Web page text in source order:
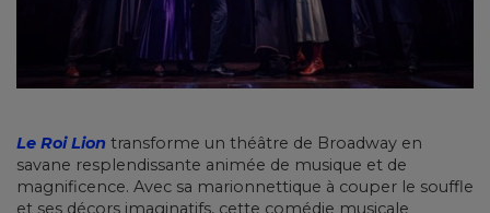
Le Roi Lion transforme un théâtre de Broadway en
savane resplendissante animée de musique et de
magnificence. Avec sa marionnettique à couper le souffle
et ses décors imaginatifs, cette comédie musicale